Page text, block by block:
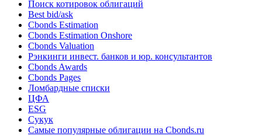
Поиск котировок облигаций
Best bid/ask
Cbonds Estimation
Cbonds Estimation Onshore
Cbonds Valuation
Рэнкинги инвест. банков и юр. консультантов
Cbonds Awards
Cbonds Pages
Ломбардные списки
ЦФА
ESG
Сукук
Самые популярные облигации на Cbonds.ru